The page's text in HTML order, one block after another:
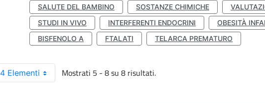
SALUTE DEL BAMBINO
SOSTANZE CHIMICHE
STUDI IN VIVO
INTERFERENTI ENDOCRINI OBESITÀ
BISFENOLO A
FTALATI TELARCA PREMATURO
4 Elementi Mostrati 5 - 8 su 8 risultati.